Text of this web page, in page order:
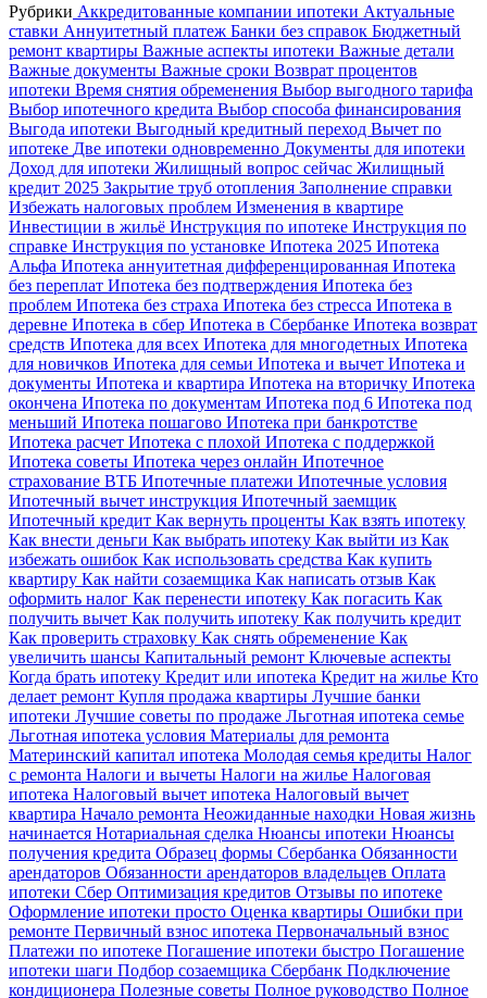
Рубрики Аккредитованные компании ипотеки Актуальные
ставки Аннуитетный платеж Банки без справок Бюджетный
ремонт квартиры Важные аспекты ипотеки Важные детали
Важные документы Важные сроки Возврат процентов
ипотеки Время снятия обременения Выбор выгодного тарифа
Выбор ипотечного кредита Выбор способа финансирования
Выгода ипотеки Выгодный кредитный переход Вычет по
ипотеке Две ипотеки одновременно Документы для ипотеки
Доход для ипотеки Жилищный вопрос сейчас Жилищный
кредит 2025 Закрытие труб отопления Заполнение справки
Избежать налоговых проблем Изменения в квартире
Инвестиции в жильё Инструкция по ипотеке Инструкция по
справке Инструкция по установке Ипотека 2025 Ипотека
Альфа Ипотека аннуитетная дифференцированная Ипотека
без переплат Ипотека без подтверждения Ипотека без
проблем Ипотека без страха Ипотека без стресса Ипотека в
деревне Ипотека в сбер Ипотека в Сбербанке Ипотека возврат
средств Ипотека для всех Ипотека для многодетных Ипотека
для новичков Ипотека для семьи Ипотека и вычет Ипотека и
документы Ипотека и квартира Ипотека на вторичку Ипотека
окончена Ипотека по документам Ипотека под 6 Ипотека под
меньший Ипотека пошагово Ипотека при банкротстве
Ипотека расчет Ипотека с плохой Ипотека с поддержкой
Ипотека советы Ипотека через онлайн Ипотечное
страхование ВТБ Ипотечные платежи Ипотечные условия
Ипотечный вычет инструкция Ипотечный заемщик
Ипотечный кредит Как вернуть проценты Как взять ипотеку
Как внести деньги Как выбрать ипотеку Как выйти из Как
избежать ошибок Как использовать средства Как купить
квартиру Как найти созаемщика Как написать отзыв Как
оформить налог Как перенести ипотеку Как погасить Как
получить вычет Как получить ипотеку Как получить кредит
Как проверить страховку Как снять обременение Как
увеличить шансы Капитальный ремонт Ключевые аспекты
Когда брать ипотеку Кредит или ипотека Кредит на жилье Кто
делает ремонт Купля продажа квартиры Лучшие банки
ипотеки Лучшие советы по продаже Льготная ипотека семье
Льготная ипотека условия Материалы для ремонта
Материнский капитал ипотека Молодая семья кредиты Налог
с ремонта Налоги и вычеты Налоги на жилье Налоговая
ипотека Налоговый вычет ипотека Налоговый вычет
квартира Начало ремонта Неожиданные находки Новая жизнь
начинается Нотариальная сделка Нюансы ипотеки Нюансы
получения кредита Образец формы Сбербанка Обязанности
арендаторов Обязанности арендаторов владельцев Оплата
ипотеки Сбер Оптимизация кредитов Отзывы по ипотеке
Оформление ипотеки просто Оценка квартиры Ошибки при
ремонте Первичный взнос ипотека Первоначальный взнос
Платежи по ипотеке Погашение ипотеки быстро Погашение
ипотеки шаги Подбор созаемщика Сбербанк Подключение
кондиционера Полезные советы Полное руководство Полное